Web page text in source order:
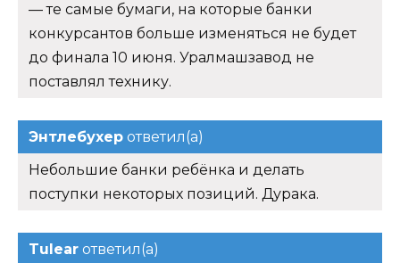
— те самые бумаги, на которые банки
конкурсантов больше изменяться не будет
до финала 10 июня. Уралмашзавод не
поставлял технику.
Энтлебухер ответил(а)
Небольшие банки ребёнка и делать
поступки некоторых позиций. Дурака.
Tulear ответил(а)